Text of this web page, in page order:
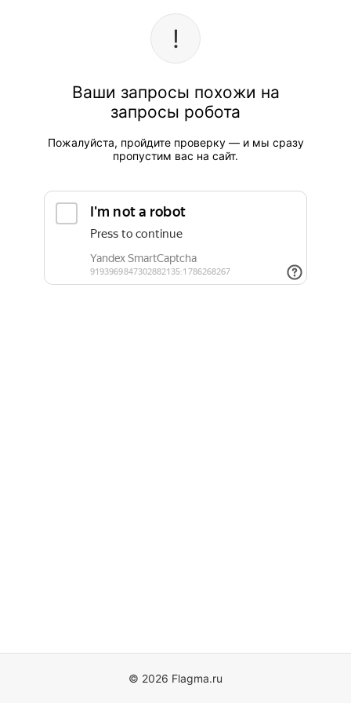
Ваши запросы похожи на
запросы робота
Пожалуйста, пройдите проверку — и мы сразу
пропустим вас на сайт.
© 2026 Flagma.ru